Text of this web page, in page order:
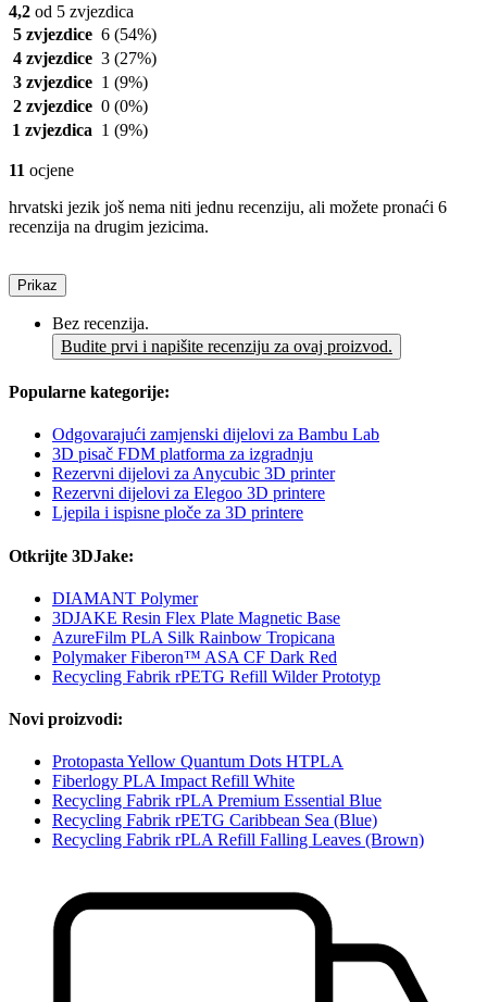
4,2 od 5 zvjezdica
5 zvjezdice 6 (54%)
4 zvjezdice 3 (27%)
3 zvjezdice 1 (9%)
2 zvjezdice 0 (0%)
1 zvjezdica 1 (9%)
11 ocjene
hrvatski jezik još nema niti jednu recenziju, ali možete pronaći 6
recenzija na drugim jezicima.
Prikaz
Bez recenzija.
Budite prvi i napišite recenziju za ovaj proizvod.
Popularne kategorije:
Odgovarajući zamjenski dijelovi za Bambu Lab
3D pisač FDM platforma za izgradnju
Rezervni dijelovi za Anycubic 3D printer
Rezervni dijelovi za Elegoo 3D printere
Ljepila i ispisne ploče za 3D printere
Otkrijte 3DJake:
DIAMANT Polymer
3DJAKE Resin Flex Plate Magnetic Base
AzureFilm PLA Silk Rainbow Tropicana
Polymaker Fiberon™ ASA CF Dark Red
Recycling Fabrik rPETG Refill Wilder Prototyp
Novi proizvodi:
Protopasta Yellow Quantum Dots HTPLA
Fiberlogy PLA Impact Refill White
Recycling Fabrik rPLA Premium Essential Blue
Recycling Fabrik rPETG Caribbean Sea (Blue)
Recycling Fabrik rPLA Refill Falling Leaves (Brown)